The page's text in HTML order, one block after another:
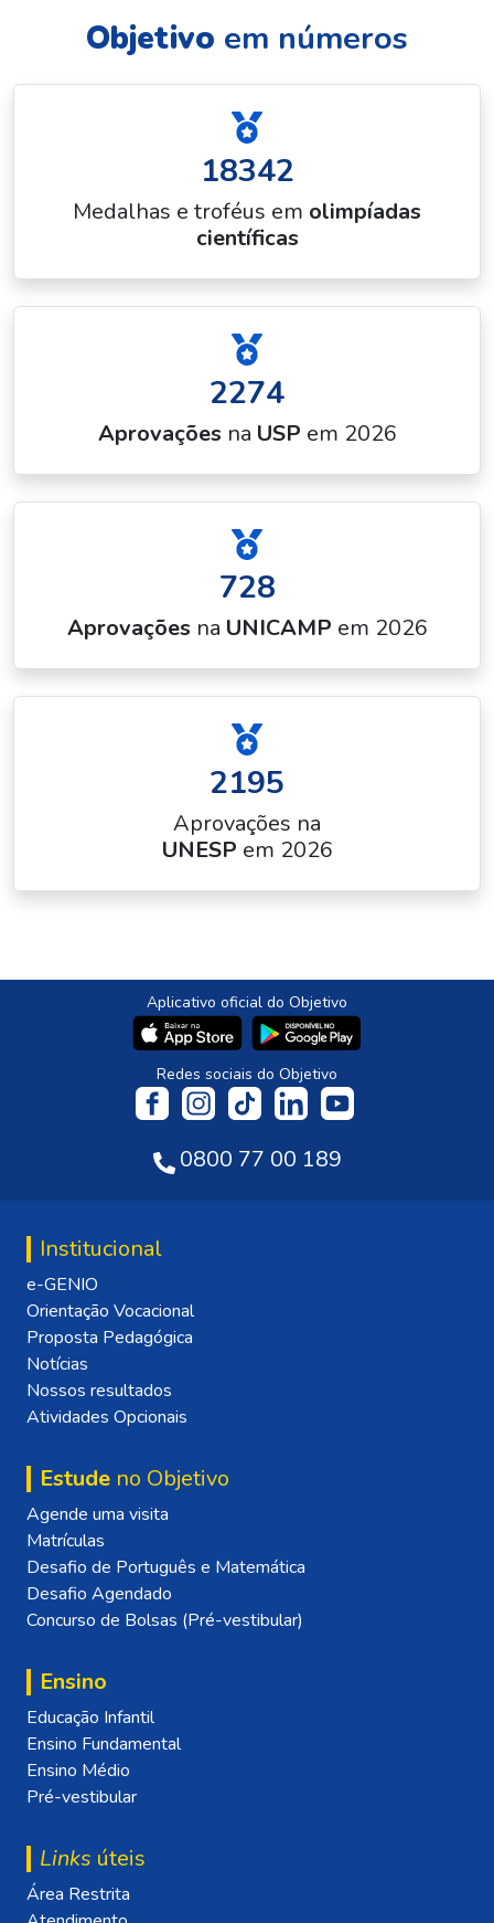
Objetivo em números
18342
Medalhas e troféus em olimpíadas
científicas
2274
Aprovações na USP em 2026
728
Aprovações na UNICAMP em 2026
2195
Aprovações na
UNESP em 2026
Aplicativo oficial do Objetivo
Redes sociais do Objetivo
0800 77 00 189
Institucional
e-GENIO
Orientação Vocacional
Proposta Pedagógica
Notícias
Nossos resultados
Atividades Opcionais
Estude no Objetivo
Agende uma visita
Matrículas
Desafio de Português e Matemática
Desafio Agendado
Concurso de Bolsas (Pré-vestibular)
Ensino
Educação Infantil
Ensino Fundamental
Ensino Médio
Pré-vestibular
Links úteis
Área Restrita